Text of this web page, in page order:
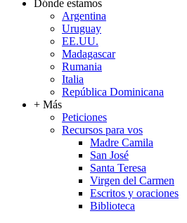
Dónde estamos
Argentina
Uruguay
EE.UU.
Madagascar
Rumania
Italia
República Dominicana
+ Más
Peticiones
Recursos para vos
Madre Camila
San José
Santa Teresa
Virgen del Carmen
Escritos y oraciones
Biblioteca